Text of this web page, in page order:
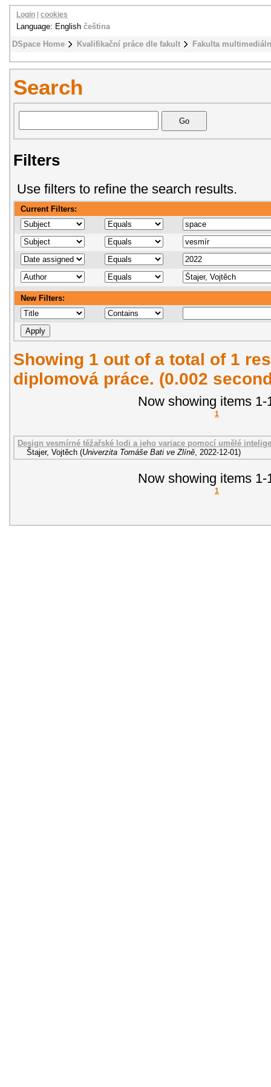
DSpace Home Kvalifikační práce dle fakult Fakulta
Login cookies
Language: English čeština
Search
Filters
Use filters to refine the search results.
Current Filters:
New Filters:
Showing 1 out of a total of 1
diplomová práce. (0.002
Now showing items 1-
1
Design vesmírné těžařské lodi a jeho variace pomocí umělé
Štajer, Vojtěch (Univerzita Tomáše Bati ve Zlíně, 2022-12-01)
Now showing items 1-
1